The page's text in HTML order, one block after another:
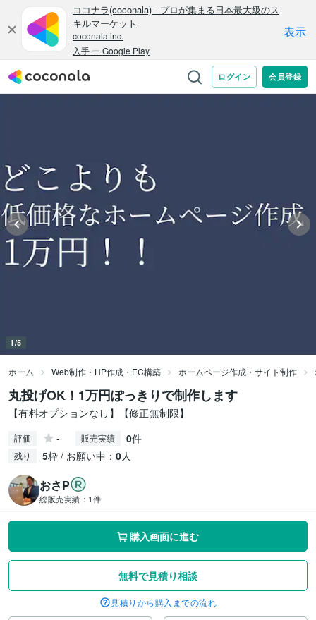
1/5
ホーム Web制作・HP作成・EC構築 ホームページ作成・サイト制作
丸投げOK！1万円ぽっきりで制作します
【有料オプションなし】【修正無制限】
評価 - 販売実績 0件
残り 5枠 / お願い中： 0人
おさP
総販売実績： 1件
購入画面に進む
無料で見積り相談
見積りから購入までの流れ